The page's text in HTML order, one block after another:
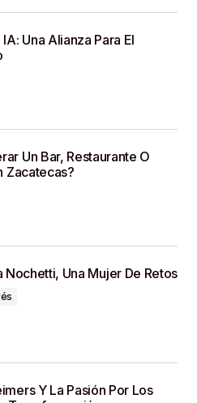
Una Alianza Para El
Un Bar, Restaurante O
Zacatecas?
Nochetti, Una Mujer De Retos
Y La Pasión Por Los